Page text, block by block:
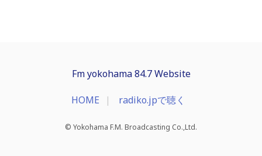
Fm yokohama 84.7 Website
HOME radiko.jpで聴く
© Yokohama F.M. Broadcasting Co.,Ltd.